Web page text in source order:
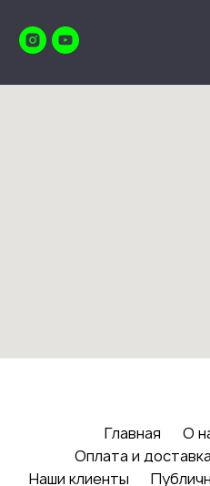
Главная О
Оплата и доставка
Наши клиенты